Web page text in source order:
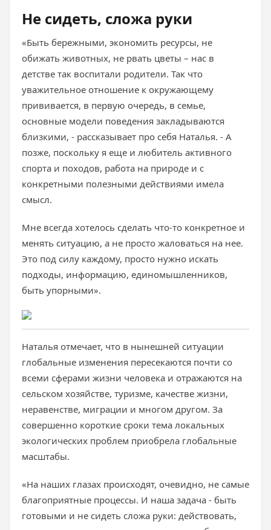
Не сидеть, сложа руки
«Быть бережными, экономить ресурсы, не
обижать животных, не рвать цветы – нас в
детстве так воспитали родители. Так что
уважительное отношение к окружающему
прививается, в первую очередь, в семье,
основные модели поведения закладываются
близкими, - рассказывает про себя Наталья. - А
позже, поскольку я еще и любитель активного
спорта и походов, работа на природе и с
конкретными полезными действиями имела
смысл.
Мне всегда хотелось сделать что-то конкретное и
менять ситуацию, а не просто жаловаться на нее.
Это под силу каждому, просто нужно искать
подходы, информацию, единомышленников,
быть упорными».
Наталья отмечает, что в нынешней ситуации
глобальные изменения пересекаются почти со
всеми сферами жизни человека и отражаются на
сельском хозяйстве, туризме, качестве жизни,
неравенстве, миграции и многом другом. За
совершенно короткие сроки тема локальных
экологических проблем приобрела глобальные
масштабы.
«На наших глазах происходят, очевидно, не самые
благоприятные процессы. И наша задача - быть
готовыми и не сидеть сложа руки: действовать,